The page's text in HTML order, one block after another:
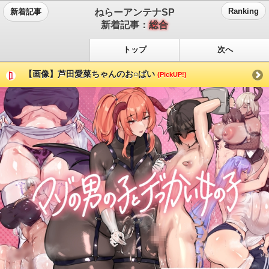
新着記事
ねらーアンテナSP
新着記事：総合
Ranking
トップ 次へ
【画像】芦田愛菜ちゃんのお○ぱい (PickUP!)